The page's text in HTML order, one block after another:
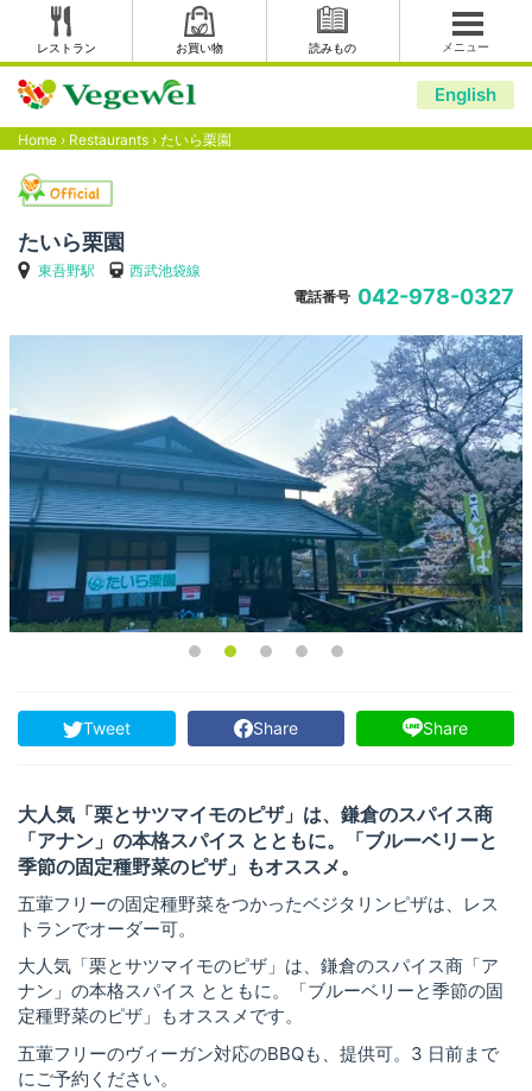
レストラン お買い物 読みもの メニュー
English
Home › Restaurants › たいら栗園
たいら栗園
東吾野駅
西武池袋線
電話番号 042-978-0327
Tweet Share Share
大人気「栗とサツマイモのピザ」は、鎌倉のスパイス商
「アナン」の本格スパイス とともに。「ブルーベリーと
季節の固定種野菜のピザ」もオススメ。
五葷フリーの固定種野菜をつかったベジタリンピザは、レス
トランでオーダー可。
大人気「栗とサツマイモのピザ」は、鎌倉のスパイス商「ア
ナン」の本格スパイス とともに。「ブルーベリーと季節の固
定種野菜のピザ」もオススメです。
五葷フリーのヴィーガン対応のBBQも、提供可。3 日前まで
にご予約ください。